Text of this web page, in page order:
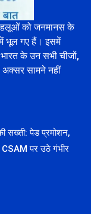
को जनमानस के
में भूल गए हैं। इसमें
के उन सभी चीजों,
अक्सर सामने नहीं
सख्ती: पेड प्रमोशन,
CSAM पर उठे गंभीर